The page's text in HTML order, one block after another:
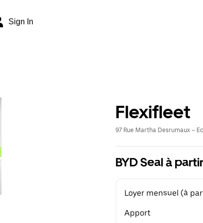
Sign In
Flexifleet
97 Rue Martha Desrumaux –
BYD Seal à
Loyer mensuel (à
Apport